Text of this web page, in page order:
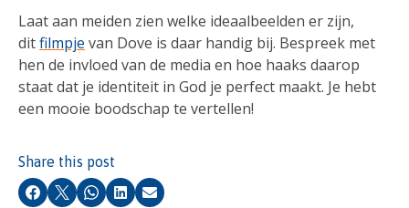
Laat aan meiden zien welke ideaalbeelden er zijn,
ditfilmpje van Dove is daar handig bij. Bespreek met
hen de invloed van de media en hoe haaks daarop
staat dat je identiteit in God je perfect maakt. Je hebt
een mooie boodschap te vertellen!
Share this post
Facebook
X Whatsapp
LinkedIn
Email